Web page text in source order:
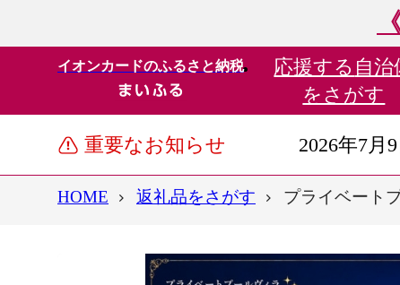
イオンカードのふるさと納税 応援する 自治
をさがす
重要なお知らせ 2026年7月9
HOME 返礼品をさがす プライベート